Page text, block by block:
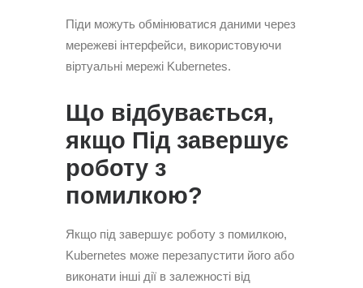
Піди можуть обмінюватися даними через
мережеві інтерфейси, використовуючи
віртуальні мережі Kubernetes.
Що відбувається,
якщо Під завершує
роботу з
помилкою?
Якщо під завершує роботу з помилкою,
Kubernetes може перезапустити його або
виконати інші дії в залежності від